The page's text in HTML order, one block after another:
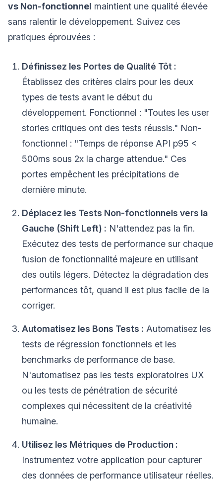
vs Non-fonctionnel maintient une qualité élevée
sans ralentir le développement. Suivez ces
pratiques éprouvées :
Définissez les Portes de Qualité Tôt :
Établissez des critères clairs pour les deux
types de tests avant le début du
développement. Fonctionnel : "Toutes les user
stories critiques ont des tests réussis." Non-
fonctionnel : "Temps de réponse API p95 <
500ms sous 2x la charge attendue." Ces
portes empêchent les précipitations de
dernière minute.
Déplacez les Tests Non-fonctionnels vers la
Gauche (Shift Left) : N'attendez pas la fin.
Exécutez des tests de performance sur chaque
fusion de fonctionnalité majeure en utilisant
des outils légers. Détectez la dégradation des
performances tôt, quand il est plus facile de la
corriger.
Automatisez les Bons Tests : Automatisez les
tests de régression fonctionnels et les
benchmarks de performance de base.
N'automatisez pas les tests exploratoires UX
ou les tests de pénétration de sécurité
complexes qui nécessitent de la créativité
humaine.
Utilisez les Métriques de Production :
Instrumentez votre application pour capturer
des données de performance utilisateur réelles.